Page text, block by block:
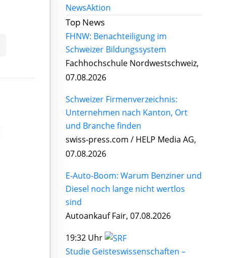
NewsAktion
Top News
FHNW: Benachteiligung im
Schweizer Bildungssystem
Fachhochschule Nordwestschweiz,
07.08.2026
Schweizer Firmenverzeichnis:
Unternehmen nach Kanton, Ort
und Branche finden
swiss-press.com / HELP Media AG,
07.08.2026
E-Auto-Boom: Warum Benziner und
Diesel noch lange nicht wertlos
sind
Autoankauf Fair, 07.08.2026
19:32 Uhr
Studie Geisteswissenschaften –